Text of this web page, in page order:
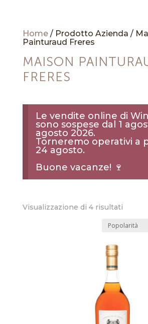
Home/ Prodotto Azienda /
Painturaud Freres
MAISON
FRERES
Le vendite online di
sono sospese dal 1
agosto 2026.
Torneremo operativi a
24 agosto.
Buone vacanze! 🍷
Visualizzazione di 4 risultati